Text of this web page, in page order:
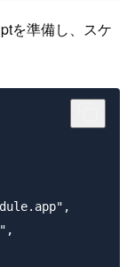
を準備し、スケ